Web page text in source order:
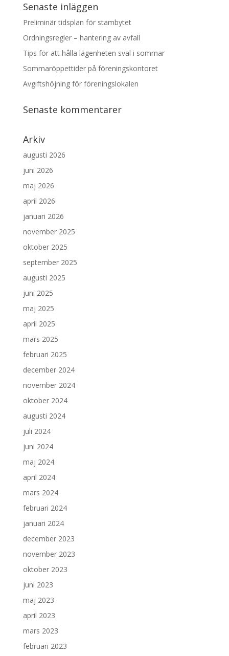
Senaste inläggen
Preliminär tidsplan för stambytet
Ordningsregler – hantering av avfall
Tips för att hålla lägenheten sval i sommar
Sommaröppettider på föreningskontoret
Avgiftshöjning för föreningslokalen
Senaste kommentarer
Arkiv
augusti 2026
juni 2026
maj 2026
april 2026
januari 2026
november 2025
oktober 2025
september 2025
augusti 2025
juni 2025
maj 2025
april 2025
mars 2025
februari 2025
december 2024
november 2024
oktober 2024
augusti 2024
juli 2024
juni 2024
maj 2024
april 2024
mars 2024
februari 2024
januari 2024
december 2023
november 2023
oktober 2023
juni 2023
maj 2023
april 2023
mars 2023
februari 2023